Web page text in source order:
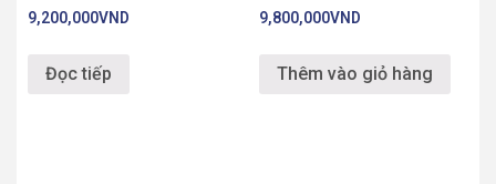
9,200,000VND
Đọc tiếp
9,800,000VND
Thêm vào giỏ hàng